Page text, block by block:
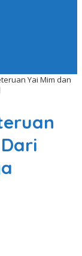
Yai Mim dan